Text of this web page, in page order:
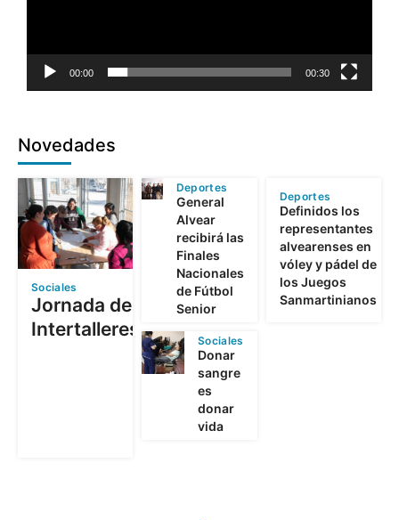
00:00 00:30
Novedades
Sociales
Jornada de
Intertalleres
Deportes
General
Alvear
recibirá las
Finales
Nacionales
de Fútbol
Senior
Deportes
Definidos los
representantes
alvearenses en
vóley y pádel de
los Juegos
Sanmartinianos
Sociales
Donar
sangre
es
donar
vida